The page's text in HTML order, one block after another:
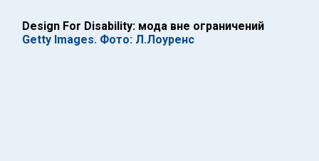
Design For Disability: мода вне ограничений
Getty Images. Фото: Л.Лоуренс